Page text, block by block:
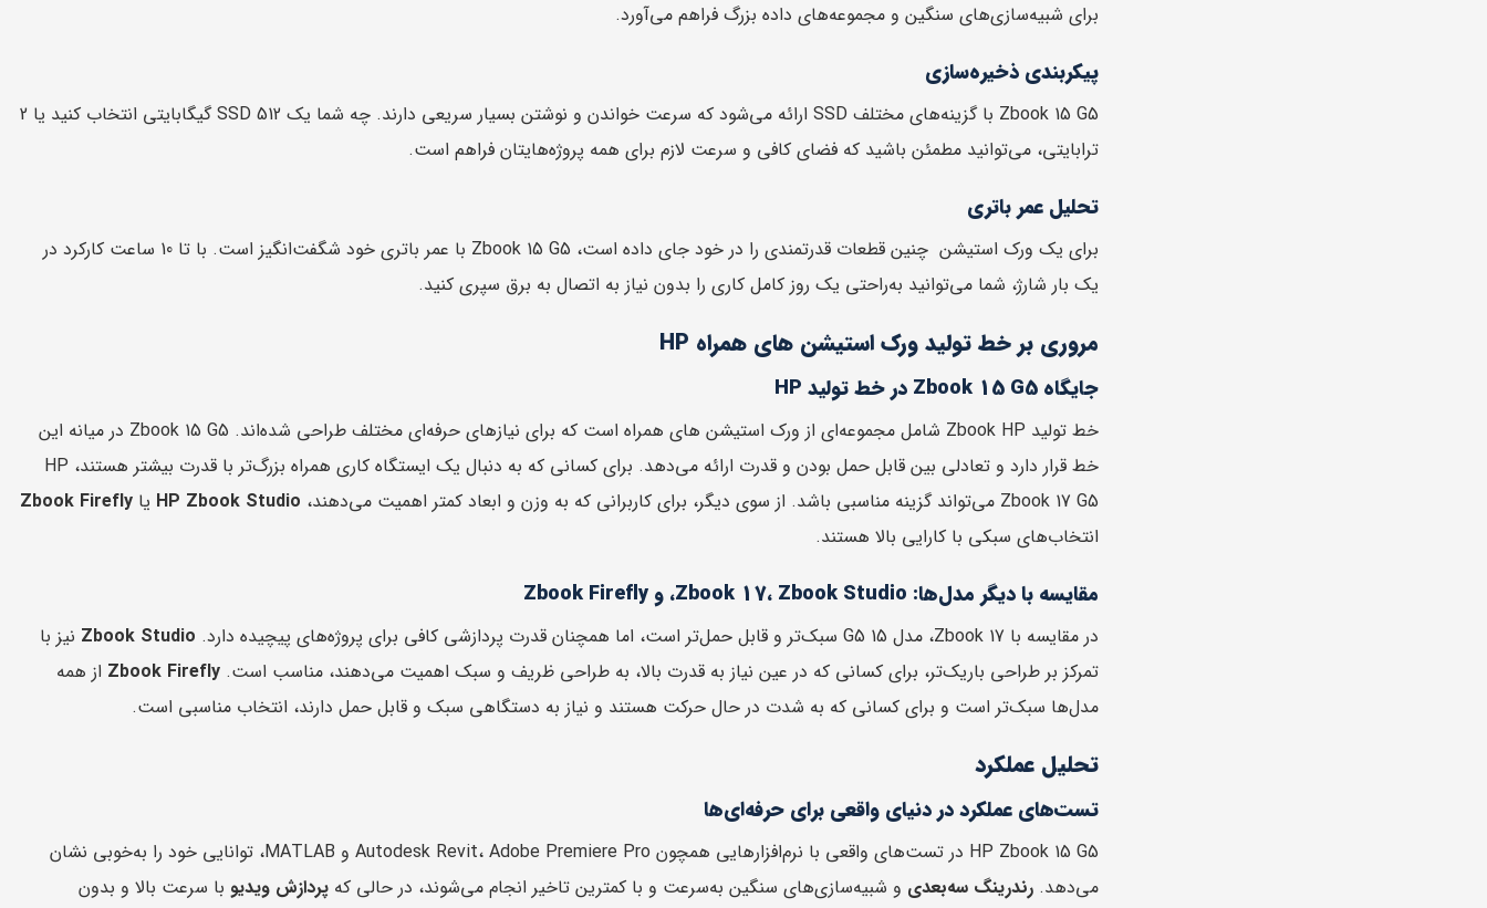
برای شبیه‌سازی‌های سنگین و مجموعه‌های داده بزرگ فراهم می‌آورد.
پیکربندی ذخیره‌سازی
Zbook 15 G5 با گزینه‌های مختلف SSD ارائه می‌شود که سرعت خواندن و نوشتن بسیار سریعی دارند. چه شما یک SSD 512 گیگابایتی انتخاب کنید یا 2
ترابایتی، می‌توانید مطمئن باشید که فضای کافی و سرعت لازم برای همه پروژه‌هایتان فراهم است.
تحلیل عمر باتری
برای یک ورک استیشن چنین قطعات قدرتمندی را در خود جای داده است، Zbook 15 G5 با عمر باتری خود شگفت‌انگیز است. با تا 10 ساعت کارکرد در
یک بار شارژ، شما می‌توانید به‌راحتی یک روز کامل کاری را بدون نیاز به اتصال به برق سپری کنید.
مروری بر خط تولید ورک استیشن های همراه HP
جایگاه Zbook 15 G5 در خط تولید HP
خط تولید Zbook HP شامل مجموعه‌ای از ورک استیشن های همراه است که برای نیازهای حرفه‌ای مختلف طراحی شده‌اند. Zbook 15 G5 در میانه این
خط قرار دارد و تعادلی بین قابل حمل بودن و قدرت ارائه می‌دهد. برای کسانی که به دنبال یک ایستگاه کاری همراه بزرگ‌تر با قدرت بیشتر هستند، HP
Zbook 17 G5 می‌تواند گزینه مناسبی باشد. از سوی دیگر، برای کاربرانی که به وزن و ابعاد کمتر اهمیت می‌دهند،
HP Zbook Studio یا Zbook Firefly
انتخاب‌های سبکی با کارایی بالا هستند.
مقایسه با دیگر مدل‌ها: Zbook 17، Zbook Studio، و Zbook Firefly
در مقایسه با Zbook 17، مدل 15 G5 سبک‌تر و قابل حمل‌تر است، اما همچنان قدرت پردازشی کافی برای پروژه‌های پیچیده دارد. Zbook Studio نیز با
تمرکز بر طراحی باریک‌تر، برای کسانی که در عین نیاز به قدرت بالا، به طراحی ظریف و سبک اهمیت می‌دهند، مناسب است. Zbook Firefly از همه
مدل‌ها سبک‌تر است و برای کسانی که به شدت در حال حرکت هستند و نیاز به دستگاهی سبک و قابل حمل دارند، انتخاب مناسبی است.
تحلیل عملکرد
تست‌های عملکرد در دنیای واقعی برای حرفه‌ای‌ها
HP Zbook 15 G5 در تست‌های واقعی با نرم‌افزارهایی همچون Autodesk Revit، Adobe Premiere Pro و MATLAB، توانایی خود را به‌خوبی نشان
می‌دهد. رندرینگ سه‌بعدی و شبیه‌سازی‌های سنگین به‌سرعت و با کمترین تاخیر انجام می‌شوند، در حالی که پردازش ویدیو با سرعت بالا و بدون